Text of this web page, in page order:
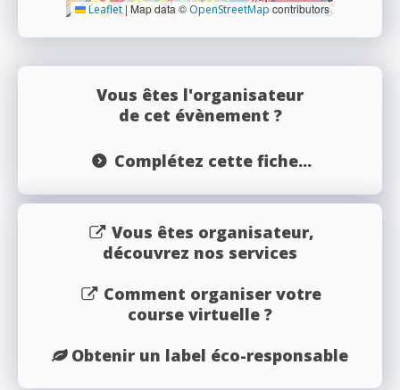
Leaflet | Map data © OpenStreetMap contributors
Vous êtes l'organisateur
de cet évènement ?
Complétez cette fiche...
Vous êtes organisateur,
découvrez nos services
Comment organiser votre
course virtuelle ?
Obtenir un label éco-responsable